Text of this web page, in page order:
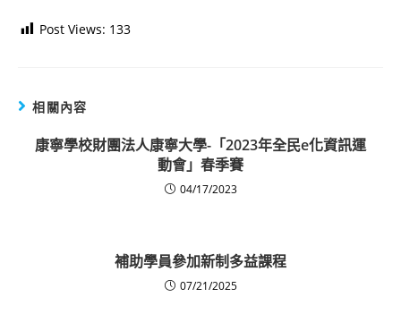
Post Views: 133
相關內容
康寧學校財團法人康寧大學-「2023年全民e化資訊運
動會」春季賽
04/17/2023
補助學員參加新制多益課程
07/21/2025